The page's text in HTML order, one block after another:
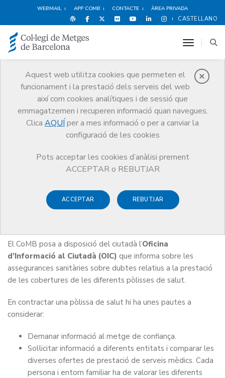
WEBMAIL APP COMB CONTACTE ÀREA PRIVADA
CASTELLANO
Aquest web utilitza cookies que permeten el
funcionament i la prestació dels serveis del web
així com cookies analítiques i de sessió que
emmagatzemen i recuperen informació quan navegues.
Clica AQUÍ per a mes informació o per a canviar la
configuració de les cookies
Pots acceptar les cookies d’anàlisi prement
ACCEPTAR o REBUTJAR
ACCEPTAR REBUTJAR
toggle
Medicina Privada
Orientació Professional
Medicina Privada
Informació sobre assegurances sanitàries per a ciutadans
assegurances sanitàries per
El CoMB posa a disposició del ciutadà l’Oficina
d’Informació al Ciutadà (OIC) que informa sobre les
assegurances sanitàries sobre dubtes relatius a la prestació
de les cobertures de les diferents pòlisses de salut.
En contractar una pòlissa de salut hi ha unes pautes a
considerar:
Demanar informació al metge de confiança.
Sol·licitar informació a diferents entitats i comparar les
diverses ofertes de prestació de serveis mèdics. Cada
persona i entorn familiar ha de valorar les diferents